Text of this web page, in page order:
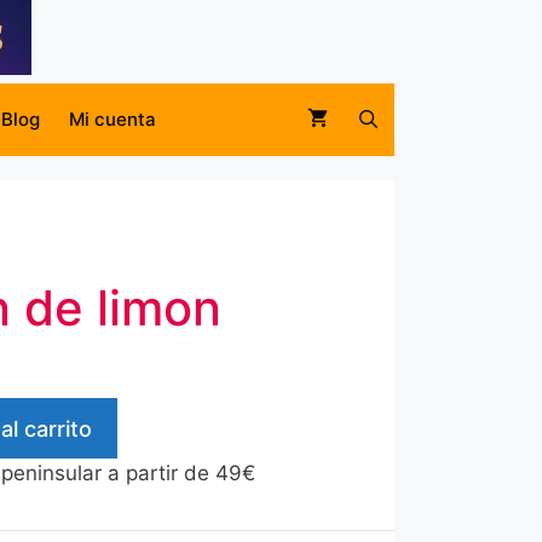
Blog Mi cuenta
de limon
carrito
a partir de 49€